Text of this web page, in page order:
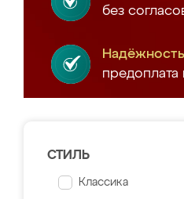
без
предоплата
СТИЛЬ
Классика